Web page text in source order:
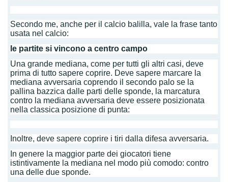
Secondo me, anche per il calcio balilla, vale la frase tanto
usata nel calcio:
le partite si vincono a centro campo
Una grande mediana, come per tutti gli altri casi, deve
prima di tutto sapere coprire. Deve sapere marcare la
mediana avversaria coprendo il secondo palo se la
pallina bazzica dalle parti delle sponde, la marcatura
contro la mediana avversaria deve essere posizionata
nella classica posizione di punta:
Inoltre, deve sapere coprire i tiri dalla difesa avversaria.
In genere la maggior parte dei giocatori tiene
istintivamente la mediana nel modo più comodo: contro
una delle due sponde.